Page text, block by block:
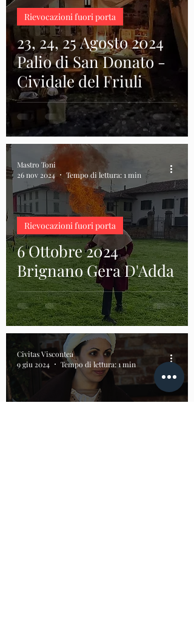
23, 24, 25 Agosto 2024
Palio di San Donato -
Cividale del Friuli
Rievocazioni fuori porta
6 Ottobre 2024
Brignano Gera D'Adda
Rievocazioni fuori porta
Mastro Toni
26 nov 2024
Tempo di lettura: 1 min
Civitas Viscontea
9 giu 2024
Tempo di lettura: 1 min